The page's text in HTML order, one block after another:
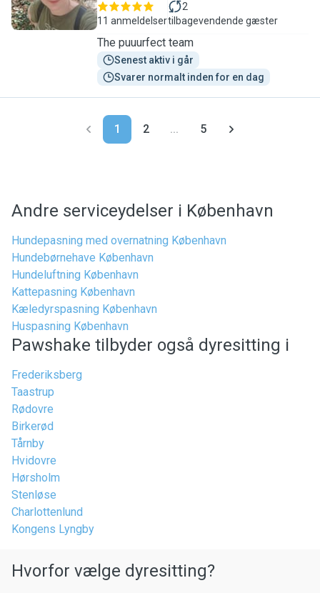
11 anmeldelser
2
tilbagevendende gæster
The puuurfect team
Senest aktiv i går
Svarer normalt inden for en dag
1 2 ... 5
Andre serviceydelser i København
Hundepasning med overnatning København
Hundebørnehave København
Hundeluftning København
Kattepasning København
Kæledyrspasning København
Huspasning København
Pawshake tilbyder også dyresitting i
Frederiksberg
Taastrup
Rødovre
Birkerød
Tårnby
Hvidovre
Hørsholm
Stenløse
Charlottenlund
Kongens Lyngby
Hvorfor vælge dyresitting?